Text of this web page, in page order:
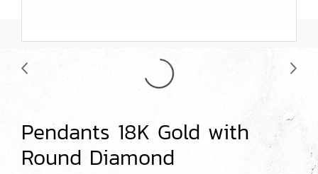
Pendants 18K Gold with
Round Diamond